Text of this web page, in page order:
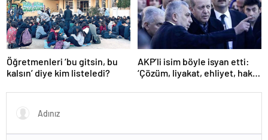
Öğretmenleri ‘bu gitsin, bu
kalsın’ diye kim listeledi?
AKP’li isim böyle isyan etti:
‘Çözüm, liyakat, ehliyet, hak,